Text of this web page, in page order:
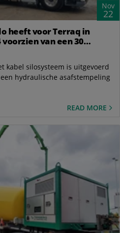
Nov
22
heeft voor Terraq in
voorzien van een 30
VDL Container Systems
kabel silosysteem is uitgevoerd
hydraulische asafstempeling
READ MORE